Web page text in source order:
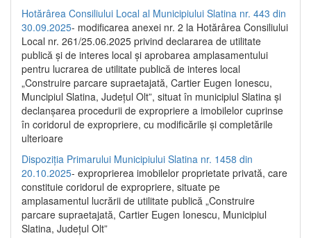
Hotărârea Consiliului Local al Municipiului Slatina nr. 443 din
30.09.2025- modificarea anexei nr. 2 la Hotărârea Consiliului
Local nr. 261/25.06.2025 privind declararea de utilitate
publică şi de interes local şi aprobarea amplasamentului
pentru lucrarea de utilitate publică de interes local
„Construire parcare supraetajată, Cartier Eugen Ionescu,
Muncipiul Slatina, Judeţul Olt”, situat în municipiul Slatina şi
declanşarea procedurii de expropriere a imobilelor cuprinse
în coridorul de expropriere, cu modificările şi completările
ulterioare
Dispoziția Primarului Municipiului Slatina nr. 1458 din
20.10.2025- exproprierea imobilelor proprietate privată, care
constituie coridorul de expropriere, situate pe
amplasamentul lucrării de utilitate publică „Construire
parcare supraetajată, Cartier Eugen Ionescu, Municipiul
Slatina, Județul Olt”